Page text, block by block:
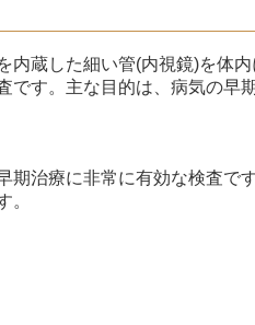
内蔵した細い管(内視鏡)を体内
です。主な目的は、病気の早
治療に非常に有効な検査です
。